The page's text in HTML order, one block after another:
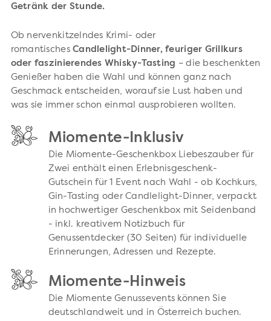
Getränk der Stunde.
Ob nervenkitzelndes Krimi- oder
romantischesCandlelight-Dinner, feuriger Grillkurs
oder faszinierendes Whisky-Tasting – die beschenkten
Genießer haben die Wahl und können ganz nach
Geschmack entscheiden, worauf sie Lust haben und
was sie immer schon einmal ausprobieren wollten.
Miomente-Inklusiv
Die Miomente-Geschenkbox Liebeszauber für
Zwei enthält einen Erlebnisgeschenk-
Gutschein für 1 Event nach Wahl - ob Kochkurs,
Gin-Tasting oder Candlelight-Dinner, verpackt
in hochwertiger Geschenkbox mit Seidenband
- inkl. kreativem Notizbuch für
Genussentdecker (30 Seiten) für individuelle
Erinnerungen, Adressen und Rezepte.
Miomente-Hinweis
Die Miomente Genussevents können Sie
deutschlandweit und in Österreich buchen.